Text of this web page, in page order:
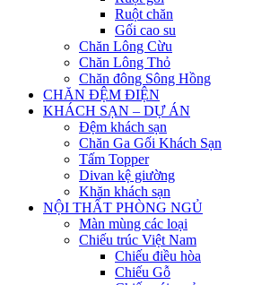
Ruột chăn
Gối cao su
Chăn Lông Cừu
Chăn Lông Thỏ
Chăn đông Sông Hồng
CHĂN ĐỆM ĐIỆN
KHÁCH SẠN – DỰ ÁN
Đệm khách sạn
Chăn Ga Gối Khách Sạn
Tấm Topper
Divan kệ giường
Khăn khách sạn
NỘI THẤT PHÒNG NGỦ
Màn mùng các loại
Chiếu trúc Việt Nam
Chiếu điều hòa
Chiếu Gỗ